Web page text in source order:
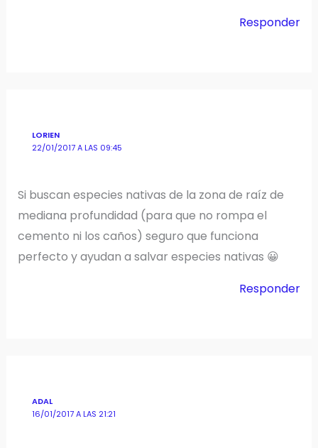
Responder
LORIEN
22/01/2017 A LAS 09:45
Si buscan especies nativas de la zona de raíz de
mediana profundidad (para que no rompa el
cemento ni los caños) seguro que funciona
perfecto y ayudan a salvar especies nativas 😀
Responder
ADAL
16/01/2017 A LAS 21:21